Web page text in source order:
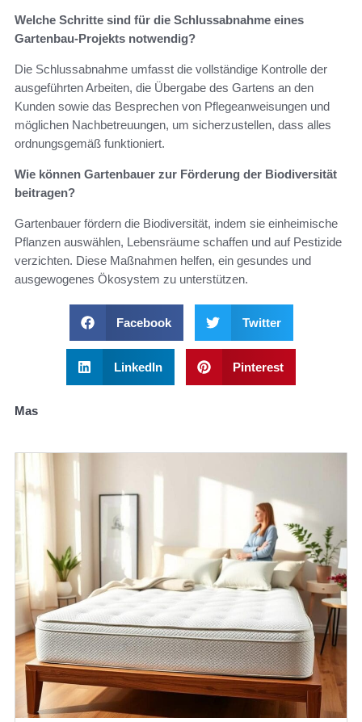
Welche Schritte sind für die Schlussabnahme eines
Gartenbau-Projekts notwendig?
Die Schlussabnahme umfasst die vollständige Kontrolle der
ausgeführten Arbeiten, die Übergabe des Gartens an den
Kunden sowie das Besprechen von Pflegeanweisungen und
möglichen Nachbetreuungen, um sicherzustellen, dass alles
ordnungsgemäß funktioniert.
Wie können Gartenbauer zur Förderung der Biodiversität
beitragen?
Gartenbauer fördern die Biodiversität, indem sie einheimische
Pflanzen auswählen, Lebensräume schaffen und auf Pestizide
verzichten. Diese Maßnahmen helfen, ein gesundes und
ausgewogenes Ökosystem zu unterstützen.
Facebook Twitter
LinkedIn Pinterest
Mas